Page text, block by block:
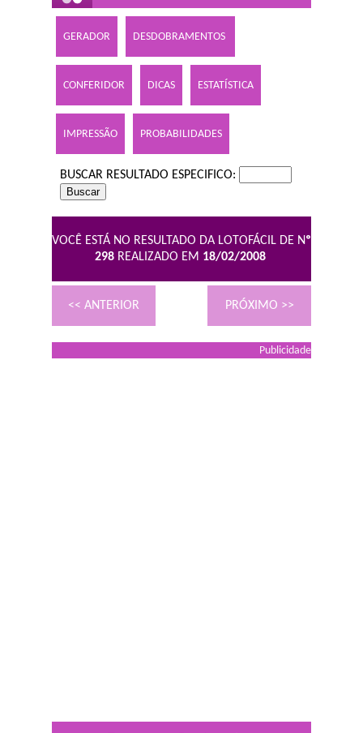
GERADOR DESDOBRAMENTOS
CONFERIDOR DICAS ESTATÍSTICA
IMPRESSÃO PROBABILIDADES
BUSCAR RESULTADO ESPECIFICO:
VOCÊ ESTÁ NO RESULTADO DA LOTOFÁCIL DE Nº
298 REALIZADO EM 18/02/2008
<< ANTERIOR PRÓXIMO >>
Publicidade